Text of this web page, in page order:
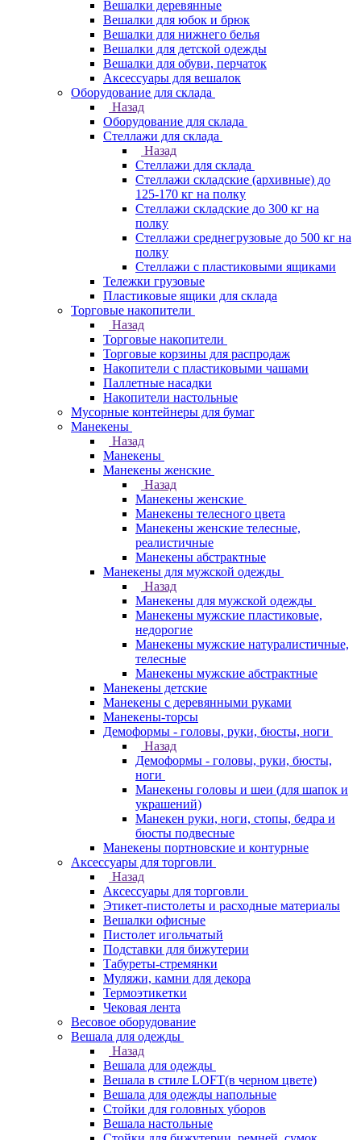
Вешалки деревянные
Вешалки для юбок и брюк
Вешалки для нижнего белья
Вешалки для детской одежды
Вешалки для обуви, перчаток
Аксессуары для вешалок
Оборудование для склада
Назад
Оборудование для склада
Стеллажи для склада
Назад
Стеллажи для склада
Стеллажи складские (архивные) до
125-170 кг на полку
Стеллажи складские до 300 кг на
полку
Стеллажи среднегрузовые до 500 кг на
полку
Стеллажи с пластиковыми ящиками
Тележки грузовые
Пластиковые ящики для склада
Торговые накопители
Назад
Торговые накопители
Торговые корзины для распродаж
Накопители с пластиковыми чашами
Паллетные насадки
Накопители настольные
Мусорные контейнеры для бумаг
Манекены
Назад
Манекены
Манекены женские
Назад
Манекены женские
Манекены телесного цвета
Манекены женские телесные,
реалистичные
Манекены абстрактные
Манекены для мужской одежды
Назад
Манекены для мужской одежды
Манекены мужские пластиковые,
недорогие
Манекены мужские натуралистичные,
телесные
Манекены мужские абстрактные
Манекены детские
Манекены с деревянными руками
Манекены-торсы
Демоформы - головы, руки, бюсты, ноги
Назад
Демоформы - головы, руки, бюсты,
ноги
Манекены головы и шеи (для шапок и
украшений)
Манекен руки, ноги, стопы, бедра и
бюсты подвесные
Манекены портновские и контурные
Аксессуары для торговли
Назад
Аксессуары для торговли
Этикет-пистолеты и расходные материалы
Вешалки офисные
Пистолет игольчатый
Подставки для бижутерии
Табуреты-стремянки
Муляжи, камни для декора
Термоэтикетки
Чековая лента
Весовое оборудование
Вешала для одежды
Назад
Вешала для одежды
Вешала в стиле LOFT(в черном цвете)
Вешала для одежды напольные
Стойки для головных уборов
Вешала настольные